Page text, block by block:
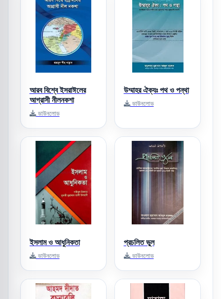
আরব বিশ্বে ইসরাঈলের
আগ্রাসী নীলনকশা
ডাউনলোড
উম্মাহর ঐক্যঃ পথ ও পন্থা
ডাউনলোড
ইসলাম ও আধুনিকতা
ডাউনলোড
প্রচলিত ভুল
ডাউনলোড